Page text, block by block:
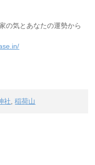
の気とあなたの運勢から
社 ,稲荷山